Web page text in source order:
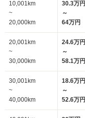
10,001km
~
20,000km
30.3万円
～
64万円
20,001km
~
30,000km
24.6万円
～
58.1万円
30,001km
~
40,000km
18.6万円
～
52.6万円